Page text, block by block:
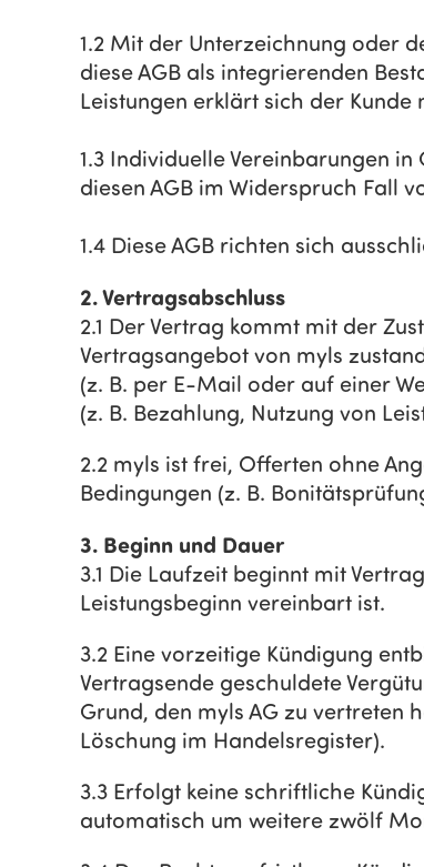
1.2 Mit der Unterzeichnung oder
diese AGB als integrierenden
Leistungen erklärt sich der Kunde
1.3 Individuelle Vereinbarungen
diesen AGB im Widerspruch Fall
1.4 Diese AGB richten sich
2. Vertragsabschluss
2.1 Der Vertrag kommt mit der
Vertragsangebot von myls
(z. B. per E-Mail oder auf einer
(z. B. Bezahlung, Nutzung von
2.2 myls ist frei, Offerten ohne
Bedingungen (z. B.
3. Beginn und Dauer
3.1 Die Laufzeit beginnt mit
Leistungsbeginn vereinbart ist.
3.2 Eine vorzeitige Kündigung
Vertragsende geschuldete
Grund, den myls AG zu vertreten
Löschung im Handelsregister).
3.3 Erfolgt keine schriftliche
automatisch um weitere zwölf